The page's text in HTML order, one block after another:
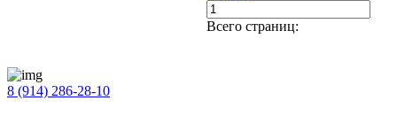
Всего страниц:
8 (914) 286-28-10